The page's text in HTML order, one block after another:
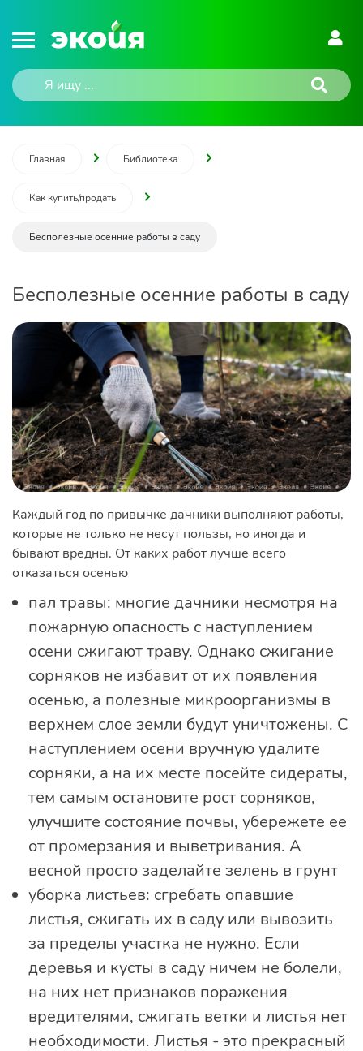
Главная Библиотека
Как купить/продать
Бесполезные осенние работы в саду
Бесполезные осенние работы в саду
Каждый год по привычке дачники выполняют работы,
которые не только не несут пользы, но иногда и
бывают вредны. От каких работ лучше всего
отказаться осенью
пал травы: многие дачники несмотря на
пожарную опасность с наступлением
осени сжигают траву. Однако сжигание
сорняков не избавит от их появления
осенью, а полезные микроорганизмы в
верхнем слое земли будут уничтожены. С
наступлением осени вручную удалите
сорняки, а на их месте посейте сидераты,
тем самым остановите рост сорняков,
улучшите состояние почвы, убережете ее
от промерзания и выветривания. А
весной просто заделайте зелень в грунт
уборка листьев: сгребать опавшие
листья, сжигать их в саду или вывозить
за пределы участка не нужно. Если
деревья и кусты в саду ничем не болели,
на них нет признаков поражения
вредителями, сжигать ветки и листья нет
необходимости. Листья - это прекрасный